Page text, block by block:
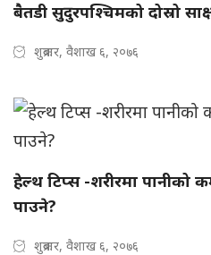
बैतडी सुदुरपश्चिमको दोस्रो
शुक्रबार, वैशाख ६, २०७६
हेल्थ टिप्स -शरीरमा पानीको
पाउने?
शुक्रबार, वैशाख ६, २०७६